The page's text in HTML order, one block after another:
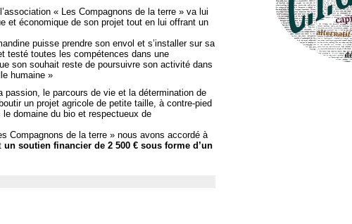
« Les Compagnons de la terre » va lui
et économique de son projet tout en lui offrant un
puisse prendre son envol et s’installer sur sa
testé toutes les compétences dans une
son souhait reste de poursuivre son activité dans
humaine »
passion, le parcours de vie et la détermination de
un projet agricole de petite taille, à contre-pied
domaine du bio et respectueux de
Compagnons de la terre » nous avons accordé à
un soutien financier de 2 500 € sous forme d’un